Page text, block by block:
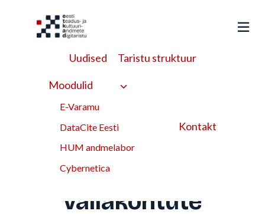
Uudised Taristu struktuur
Moodulid
E-Varamu
DataCite Eesti
HUM andmelabor
Cybernetica
Kontakt
Töövood>Mineviku elud Eesti kultuuriandmetes: 19.
põhjal interaktiivsete rakenduste arendamine
Mineviku elud Eesti
kultuuriandmetes:
19. sajandi
vallakohtute